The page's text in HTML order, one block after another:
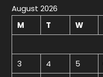
August 2026
M
T W
3
4 5